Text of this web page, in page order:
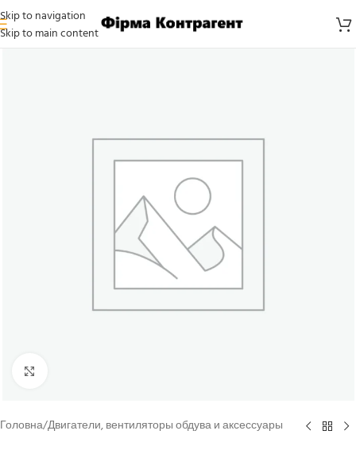
Skip to navigation
Skip to main content
Головна/Двигатели, вентиляторы обдува и аксессуары